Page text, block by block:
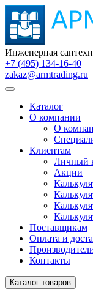
Инженерная
+7 (495) 134-16-40
zakaz@armtrading.ru
Каталог
О компании
О
Клиентам
Личный
Акции
Поставщикам
Оплата и
Контакты
Каталог товаров